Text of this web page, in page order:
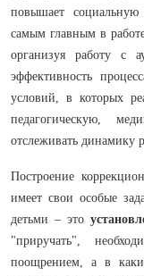
повышает социальную
самым главным в
организуя работу с
эффективность
условий, в которых
педагогическую,
отслеживать динамику
Построение
имеет свои особые
детьми – это
"приручать",
поощрением, а в